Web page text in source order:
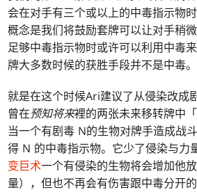
会在对手有三个或以上的中毒指示物
概念是我们将鼓励套牌可以让对手稍
足够中毒指示物时或许可以利用中毒
牌大多数时候的获胜手段并不是中毒。
就是在这个时候Ari建议了从侵染改成
曾在预知将来裡的两张未来移转牌中
当一个有剧毒 N的生物对牌手造成战
得 N 的中毒指示物。它少了侵染与力
变巨术一个有侵染的生物将会增加他
量），但也不再会有伤害跟中毒分开